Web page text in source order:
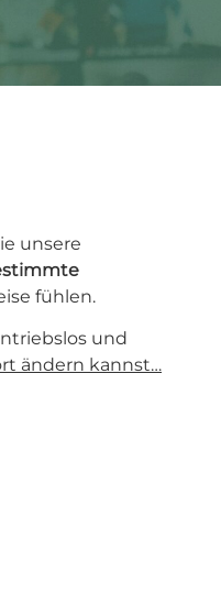
unsere
fühlen.
und
ändern kannst…